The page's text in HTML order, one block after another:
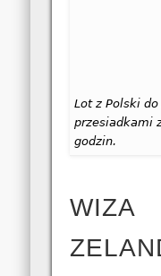
Lot z Polski
przesiadkami
godzin.
WIZA